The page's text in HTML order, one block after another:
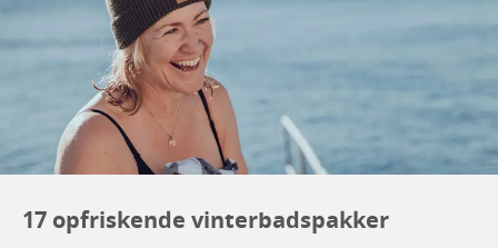
17 opfriskende vinterbadspakker